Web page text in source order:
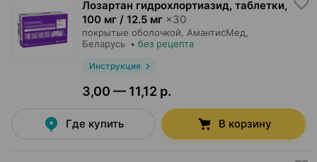
Лозартан гидрохлортиазид, таблетки,
100 мг / 12.5 мг ×30
покрытые оболочкой, АмантисМед
Беларусь • без рецепта
Инструкция
3,00 — 11,12 р.
Где купить В корзину